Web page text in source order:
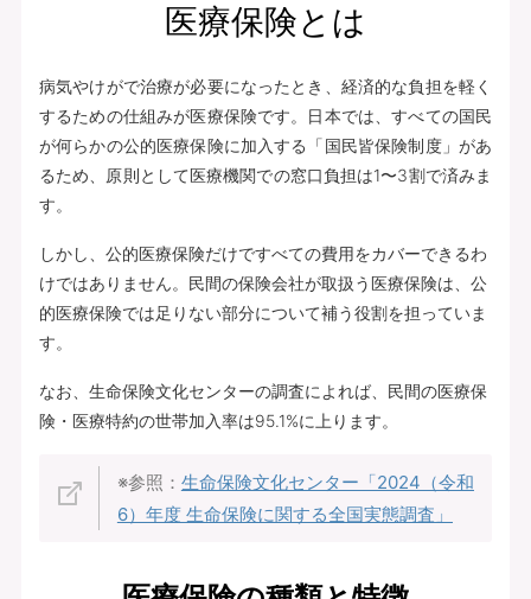
医療保険とは
病気やけがで治療が必要になったとき、経済的な負担を軽く
するための仕組みが医療保険です。日本では、すべての国民
が何らかの公的医療保険に加入する「国民皆保険制度」があ
るため、原則として医療機関での窓口負担は1〜3割で済みま
す。
しかし、公的医療保険だけですべての費用をカバーできるわ
けではありません。民間の保険会社が取扱う医療保険は、公
的医療保険では足りない部分について補う役割を担っていま
す。
なお、生命保険文化センターの調査によれば、民間の医療保
険・医療特約の世帯加入率は95.1%に上ります。
※参照： 生命保険文化センター「2024（令和
6）年度 生命保険に関する全国実態調査」